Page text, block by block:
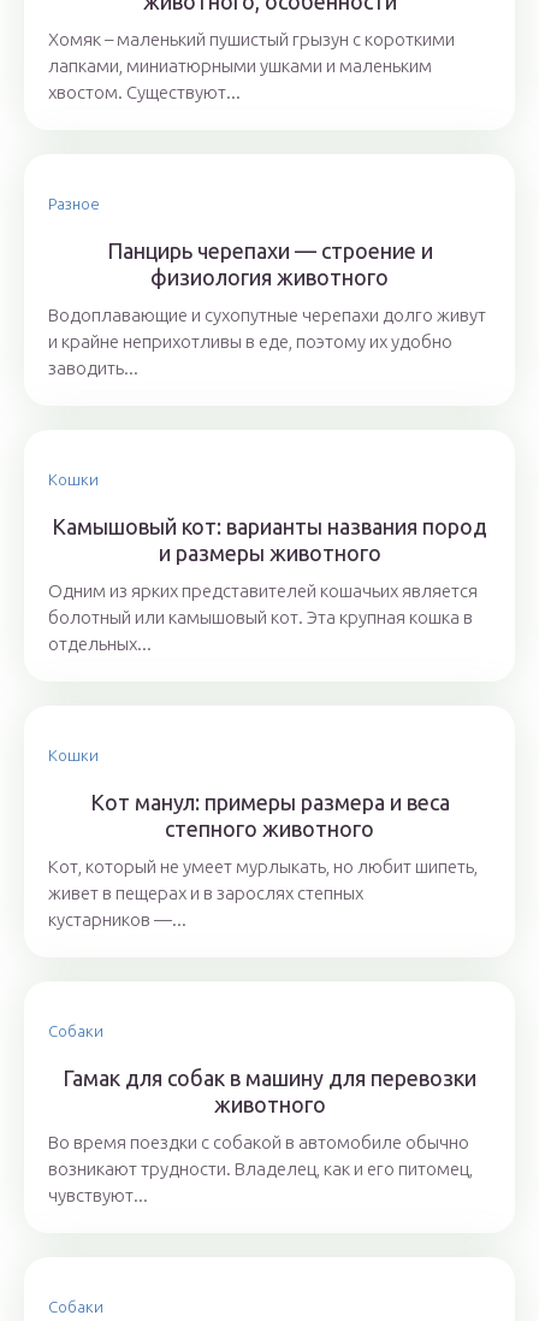
Хомяк – маленький пушистый грызун с короткими
лапками, миниатюрными ушками и маленьким
хвостом. Существуют...
Разное
Панцирь черепахи — строение и
физиология животного
Водоплавающие и сухопутные черепахи долго живут
и крайне неприхотливы в еде, поэтому их удобно
заводить...
Кошки
Камышовый кот: варианты названия пород
и размеры животного
Одним из ярких представителей кошачьих является
болотный или камышовый кот. Эта крупная кошка в
отдельных...
Кошки
Кот манул: примеры размера и веса
степного животного
Кот, который не умеет мурлыкать, но любит шипеть,
живет в пещерах и в зарослях степных
кустарников —...
Собаки
Гамак для собак в машину для перевозки
животного
Во время поездки с собакой в автомобиле обычно
возникают трудности. Владелец, как и его питомец,
чувствуют...
Собаки